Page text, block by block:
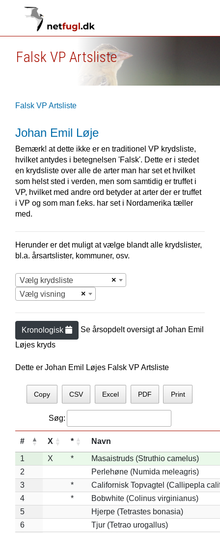
Falsk VP Artsliste
Falsk VP Artsliste
Johan Emil Løje
Bemærk! at dette ikke er en traditionel VP krydsliste,
hvilket antydes i betegnelsen 'Falsk'. Dette er i stedet
en krydsliste over alle de arter man har set et hvilket
som helst sted i verden, men som samtidig er truffet i
VP, hvilket med andre ord betyder at arter der er truffet
i VP og som man f.eks. har set i Nordamerika tæller
med.
Herunder er det muligt at vælge blandt alle krydslister,
bl.a. årsartslister, kommuner, osv.
×
Vælg krydsliste
×
Vælg visning
Kronologisk Se årsopdelt oversigt afJohan Emil
Løjes kryds
Dette er Johan Emil Løjes Falsk VP Artsliste
Copy CSV Excel PDF Print
Søg:
# X * Navn
1 X *
Masaistruds (Struthio camelus)
2
Perlehøne (Numida meleagris)
3
*
Californisk Topvagtel (Callipepla
4
*
Bobwhite (Colinus virginianus)
5
Hjerpe (Tetrastes bonasia)
6
Tjur (Tetrao urogallus)